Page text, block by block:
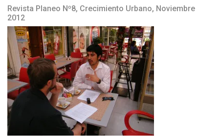
Revista Planeo Nº8, Crecimiento Urbano, Noviembre
2012